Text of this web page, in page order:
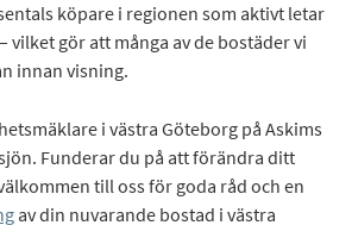
köpare i regionen som aktivt letar
vilket gör att många av de bostäder vi
innan visning.
i västra Göteborg på Askims
Funderar du på att förändra ditt
till oss för goda råd och en
av din nuvarande bostad i västra